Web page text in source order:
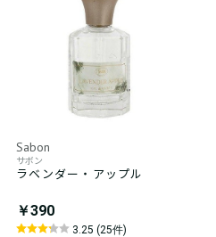
Sabon
サボン
ラベンダー・アップル
￥390
3.25 (25件)